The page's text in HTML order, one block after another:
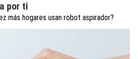
por ti
más hogares usan robot aspirador?